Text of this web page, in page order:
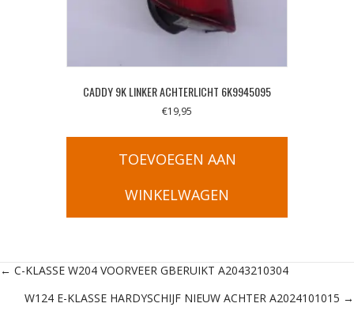
CADDY 9K LINKER ACHTERLICHT 6K9945095
€19,95
TOEVOEGEN AAN
WINKELWAGEN
Posts
navigation
← C-KLASSE W204 VOORVEER GBERUIKT A2043210304
W124 E-KLASSE HARDYSCHIJF NIEUW ACHTER A2024101015 →